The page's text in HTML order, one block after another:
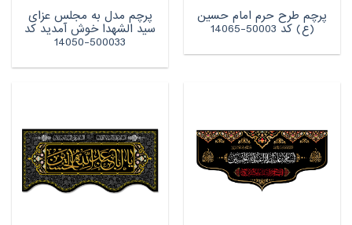
پرچم طرح حرم امام حسین
(ع) کد 50003-14065
پرچم مدل به مجلس عزای
سید الشهدا خوش آمدید کد
500033-14050